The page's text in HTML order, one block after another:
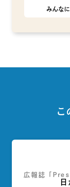
みんな
こ
広報誌「